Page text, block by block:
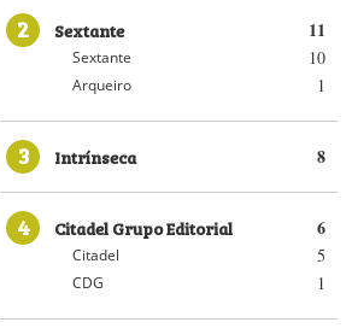
2 11
Sextante
10
Sextante
1
Arqueiro
3 8
Intrínseca
4 6
Citadel Grupo Editorial
5
Citadel
1
CDG